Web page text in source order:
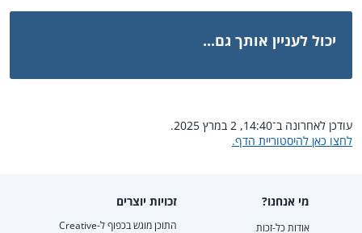
יכול לעניין אותך גם...
עודכן לאחרונה ב־14:40, 2 במרץ 2025.
לחצו כאן להיסטוריית הדף.
מי אנחנו?
אודות כל-זכות
זכויות יוצרים
התוכן מוגש בכפוף ל-Creative